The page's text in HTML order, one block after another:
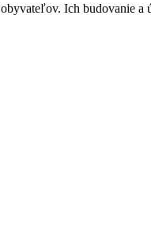
Ich budovanie